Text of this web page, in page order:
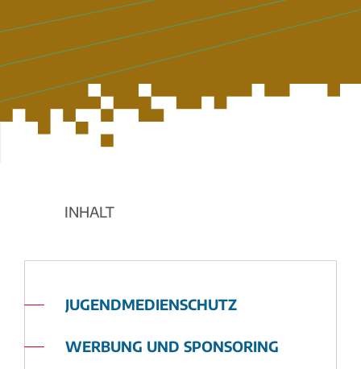
INHALT
JUGENDMEDIENSCHUTZ
WERBUNG UND SPONSORING